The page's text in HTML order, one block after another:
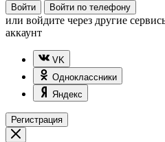
Войти Войти по телефону
или войдите через другие
аккаунт
VK
Одноклассники
Яндекс
Регистрация